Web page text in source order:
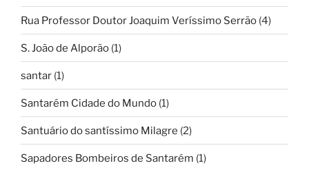
Rua Professor Doutor Joaquim Veríssimo Serrão (4)
S. João de Alporão (1)
santar (1)
Santarém Cidade do Mundo (1)
Santuário do santíssimo Milagre (2)
Sapadores Bombeiros de Santarém (1)